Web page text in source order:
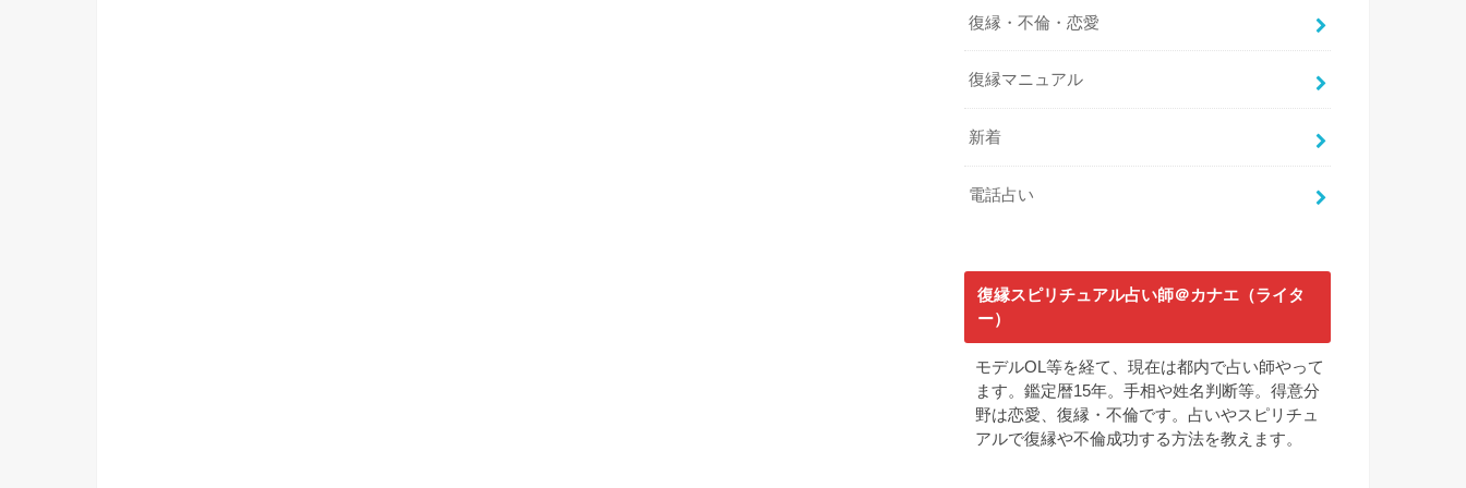
復縁・不倫・恋愛
復縁マニュアル
新着
電話占い
復縁スピリチュアル占い師＠カナエ（ライタ
ー）
モデルOL等を経て、現在は都内で占い師やって
ます。鑑定暦15年。手相や姓名判断等。得意分
野は恋愛、復縁・不倫です。占いやスピリチュ
アルで復縁や不倫成功する方法を教えます。